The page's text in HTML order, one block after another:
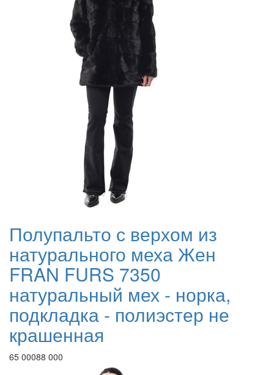
Полупальто с верхом из
натурального меха Жен
FRAN FURS 7350
натуральный мех - норка,
подкладка - полиэстер не
крашенная
65 00088 000